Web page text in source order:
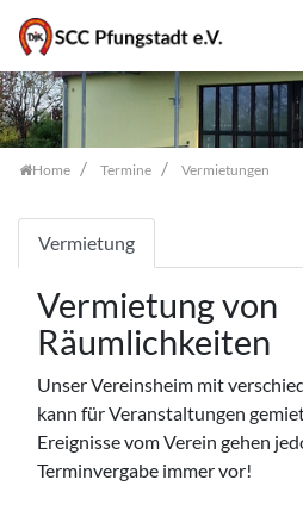
Zum Inhalt springen
Home Termine Vermietungen
Vermietung
Vermietung von
Räumlichkeiten
Unser Vereinsheim mit
kann für Veranstaltungen
Ereignisse vom Verein gehen
Terminvergabe immer vor!